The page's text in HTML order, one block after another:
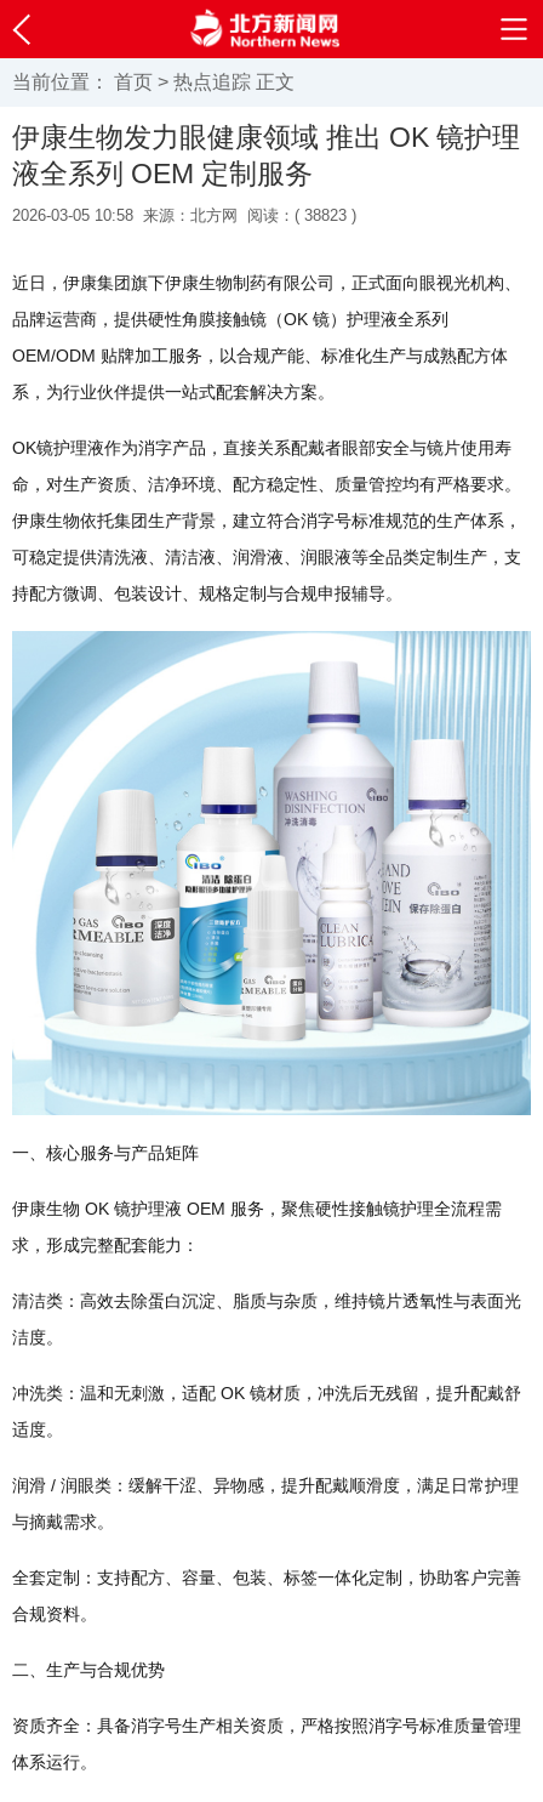
当前位置： 首页 > 热点追踪 正文
伊康生物发力眼健康领域 推出 OK 镜护理
液全系列 OEM 定制服务
2026-03-05 10:58 来源：北方网 阅读：( 38823 )
近日，伊康集团旗下伊康生物制药有限公司，正式面向眼视光机构、
品牌运营商，提供硬性角膜接触镜（OK 镜）护理液全系列
OEM/ODM 贴牌加工服务，以合规产能、标准化生产与成熟配方体
系，为行业伙伴提供一站式配套解决方案。
OK镜护理液作为消字产品，直接关系配戴者眼部安全与镜片使用寿
命，对生产资质、洁净环境、配方稳定性、质量管控均有严格要求。
伊康生物依托集团生产背景，建立符合消字号标准规范的生产体系，
可稳定提供清洗液、清洁液、润滑液、润眼液等全品类定制生产，支
持配方微调、包装设计、规格定制与合规申报辅导。
一、核心服务与产品矩阵
伊康生物 OK 镜护理液 OEM 服务，聚焦硬性接触镜护理全流程需
求，形成完整配套能力：
清洁类：高效去除蛋白沉淀、脂质与杂质，维持镜片透氧性与表面光
洁度。
冲洗类：温和无刺激，适配 OK 镜材质，冲洗后无残留，提升配戴舒
适度。
润滑 / 润眼类：缓解干涩、异物感，提升配戴顺滑度，满足日常护理
与摘戴需求。
全套定制：支持配方、容量、包装、标签一体化定制，协助客户完善
合规资料。
二、生产与合规优势
资质齐全：具备消字号生产相关资质，严格按照消字号标准质量管理
体系运行。